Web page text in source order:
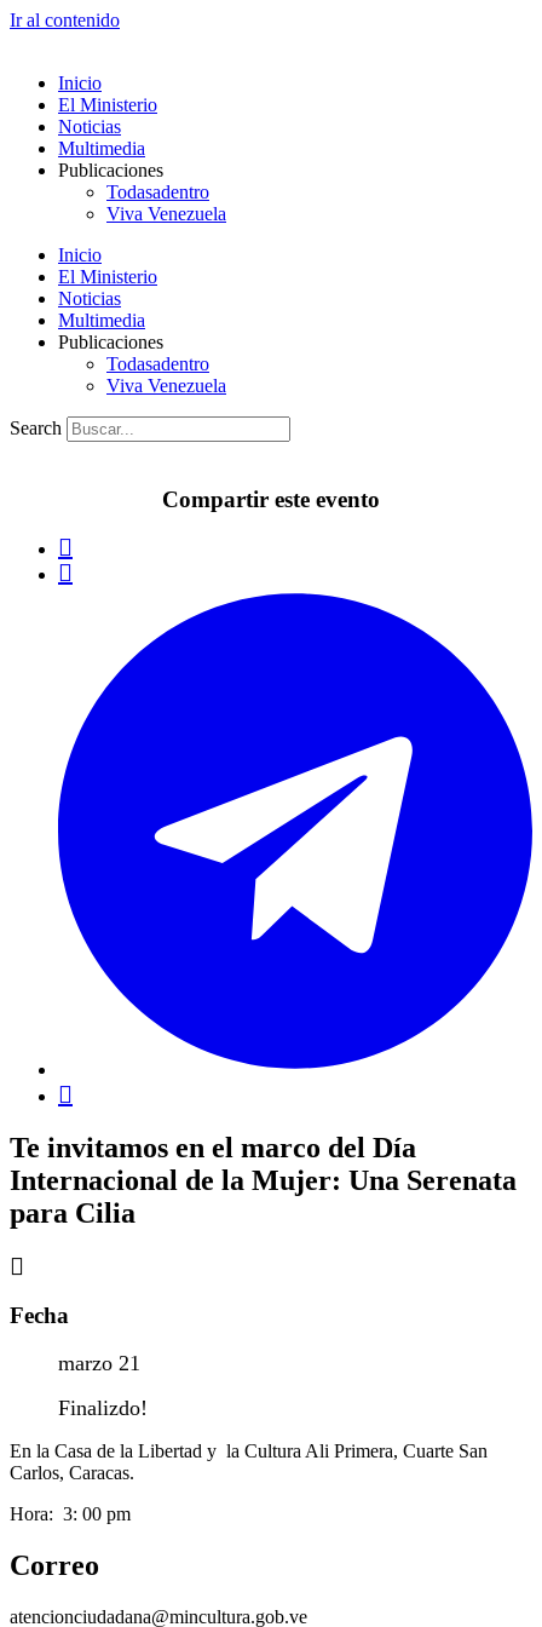
Ir al contenido
Inicio
El Ministerio
Noticias
Multimedia
Publicaciones
Todasadentro
Viva Venezuela
Inicio
El Ministerio
Noticias
Multimedia
Publicaciones
Todasadentro
Viva Venezuela
Search
Compartir este evento
Te invitamos en el marco del Día
Internacional de la Mujer: Una Serenata
para Cilia
Fecha
marzo 21
Finalizdo!
En la Casa de la Libertad y la Cultura Ali Primera, Cuarte San
Carlos, Caracas.
Hora: 3: 00 pm
Correo
atencionciudadana@mincultura.gob.ve